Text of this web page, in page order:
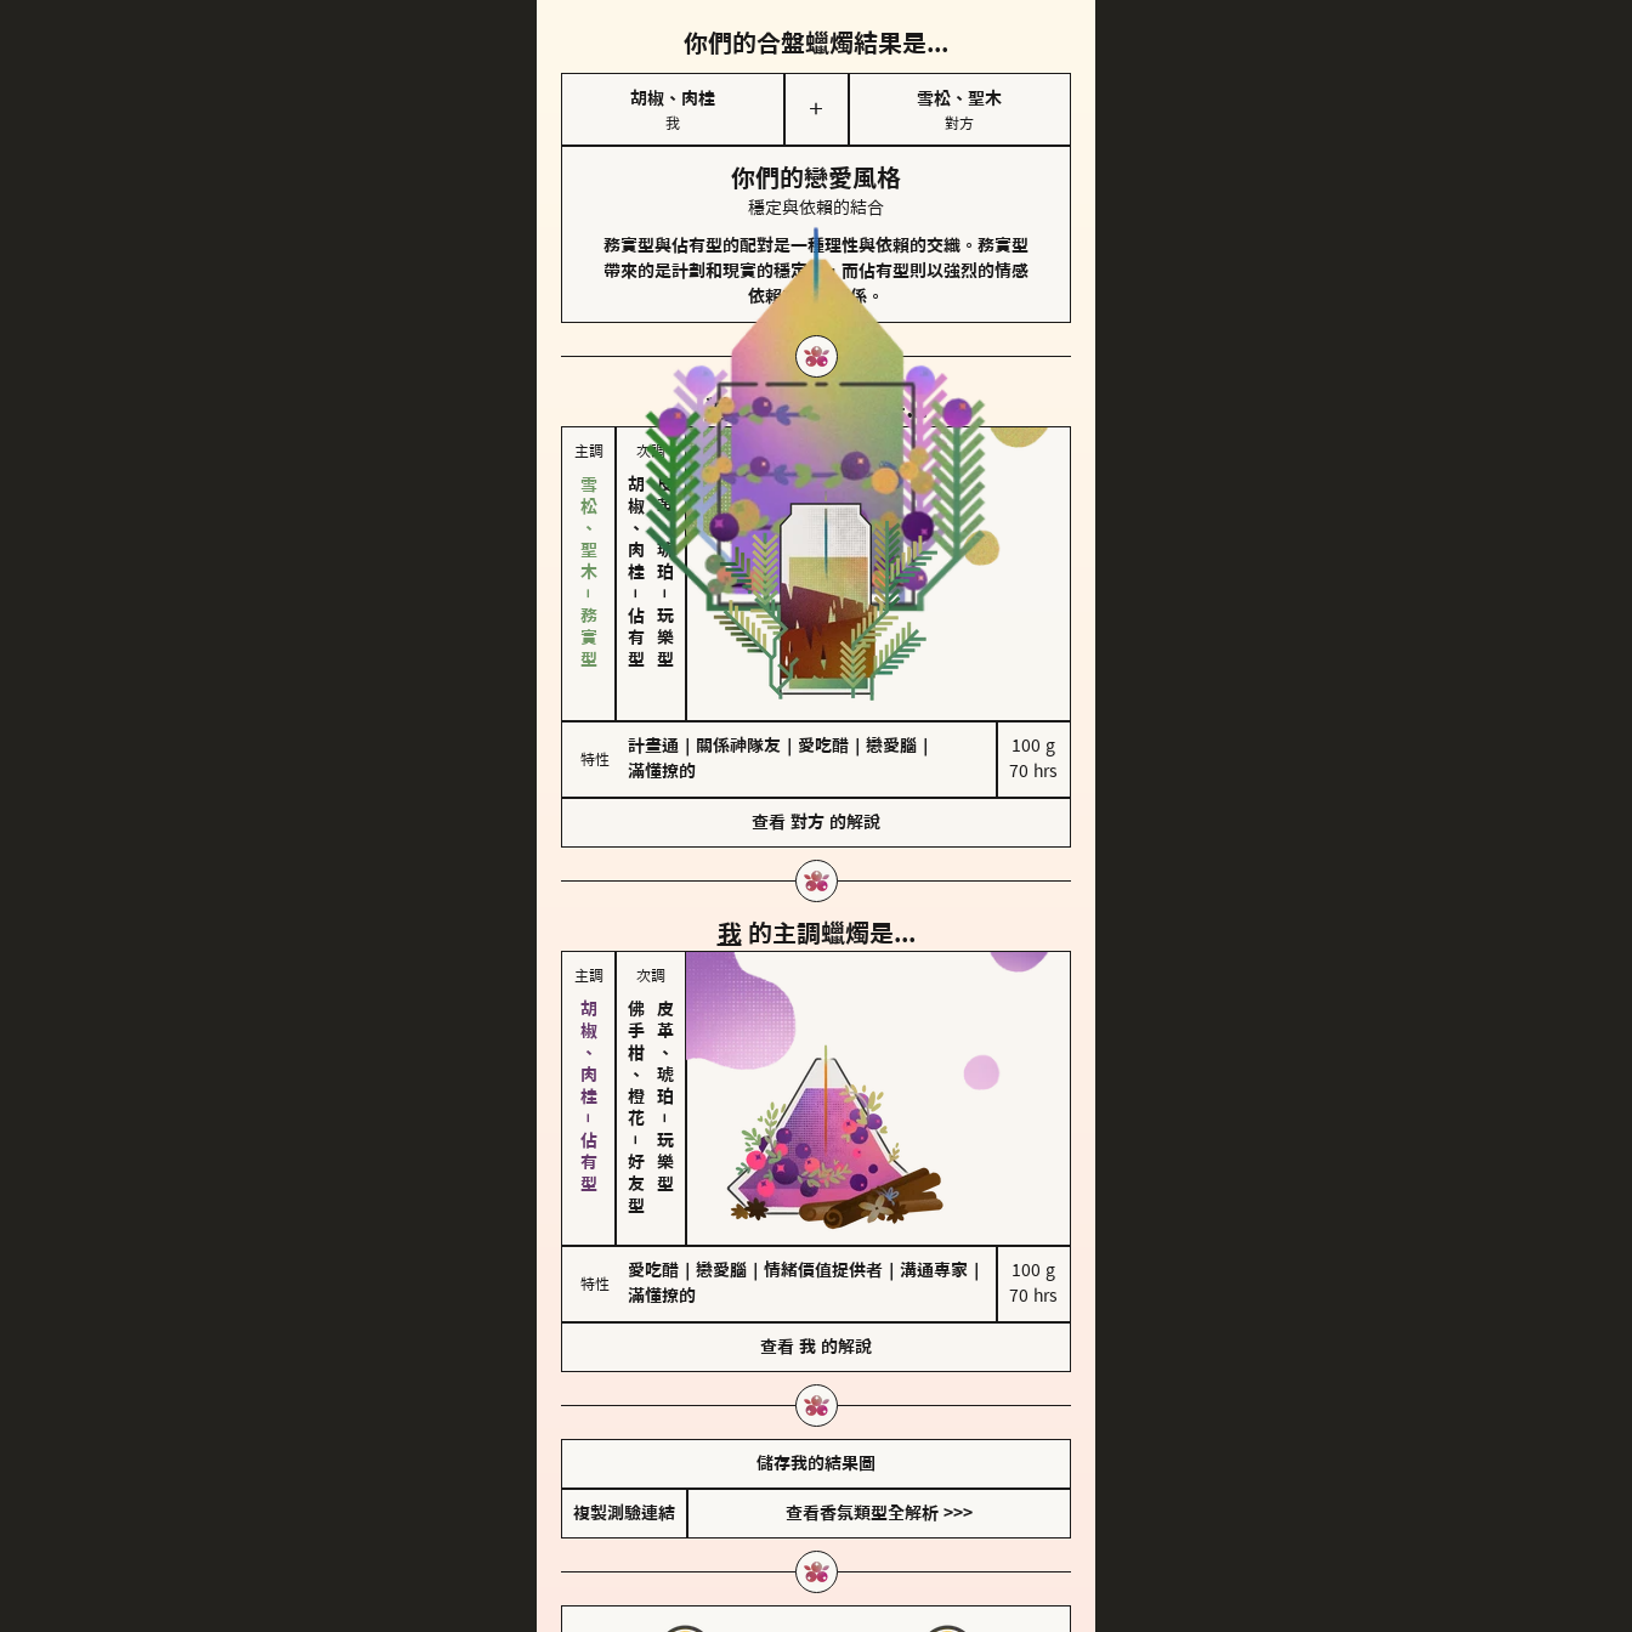
你們的合盤蠟燭結果是...
胡椒、肉桂
我
＋
雪松、聖木
對方
你們的戀愛風格
穩定與依賴的結合
務實型與佔有型的配對是一種理性與依賴的交織。務實型
帶來的是計劃和現實的穩定性，而佔有型則以強烈的情感
依賴來維護關係。
對方的主調蠟燭是...
主調
雪松、聖木－務實型
次調
胡椒、肉桂
－
佔有型
皮革、琥珀
－
玩樂型
特性
計畫通 關係神隊友 愛吃醋 戀愛腦
滿懂撩的
100 g
70 hrs
查看 對方 的解說
我 的主調蠟燭是...
主調
胡椒、肉桂－佔有型
次調
佛手柑、橙花
－
好友型
皮革、琥珀
－
玩樂型
特性
愛吃醋 戀愛腦 情緒價值提供者 溝通專家
滿懂撩的
100 g
70 hrs
查看 我 的解說
儲存我的結果圖
複製測驗連結 查看香氛類型全解析 >>>